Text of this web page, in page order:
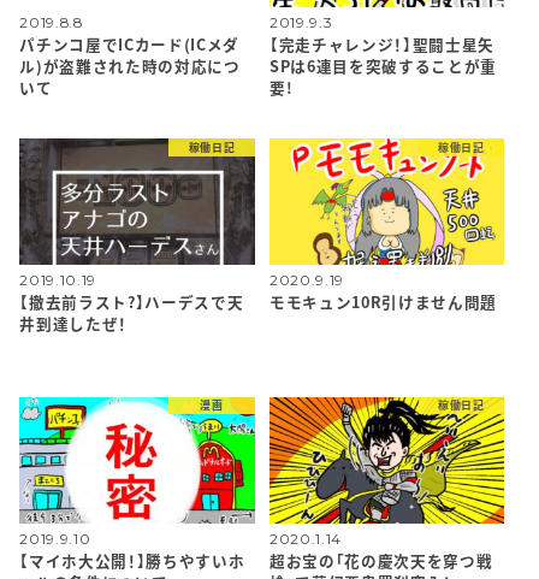
2019.8.8
パチンコ屋でICカード(ICメダ
ル)が盗難された時の対応につ
いて
2019.9.3
【完走チャレンジ！】聖闘士星矢
SPは6連目を突破することが重
要!
稼働日記
2019.10.19
【撤去前ラスト?】ハーデスで天
井到達したぜ！
稼働日記
2020.9.19
モモキュン10R引けません問題
漫画
2019.9.10
【マイホ大公開！】勝ちやすいホ
稼働日記
2020.1.14
超お宝の「花の慶次天を穿つ戦